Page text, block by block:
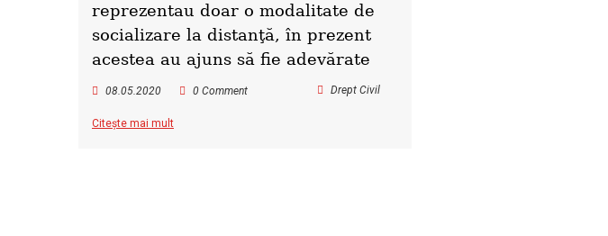
reprezentau doar o modalitate de
socializare la distanţă, în prezent
acestea au ajuns să fie adevărate
08.05.2020 Drept Civil
0 Comment
Citește mai mult